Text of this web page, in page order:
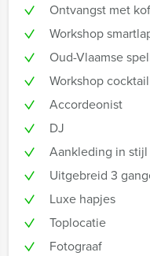
Ontvangst met
Workshop
Oud-Vlaamse
Workshop
Accordeonist
DJ
Aankleding in stijl
Uitgebreid 3
Luxe hapjes
Toplocatie
Fotograaf